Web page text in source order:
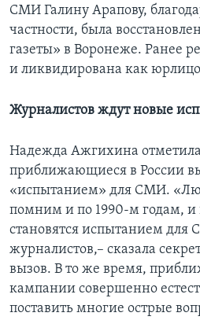
СМИ Галину Арапову,
частности, была
газеты» в Воронеже. Ранее
и ликвидирована как
Журналистов ждут новые
Надежда Ажгихина
приближающиеся в России
«испытанием» для СМИ.
помним и по 1990-м годам,
становятся испытанием для
журналистов,– сказала
вызов. В то же время,
кампании совершенно
поставить многие острые